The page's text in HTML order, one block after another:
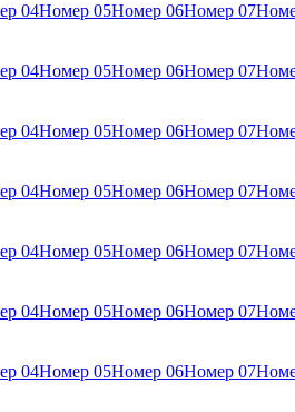
04Номер 05Номер 06Номер 07
04Номер 05Номер 06Номер 07
04Номер 05Номер 06Номер 07
04Номер 05Номер 06Номер 07
04Номер 05Номер 06Номер 07
04Номер 05Номер 06Номер 07
04Номер 05Номер 06Номер 07